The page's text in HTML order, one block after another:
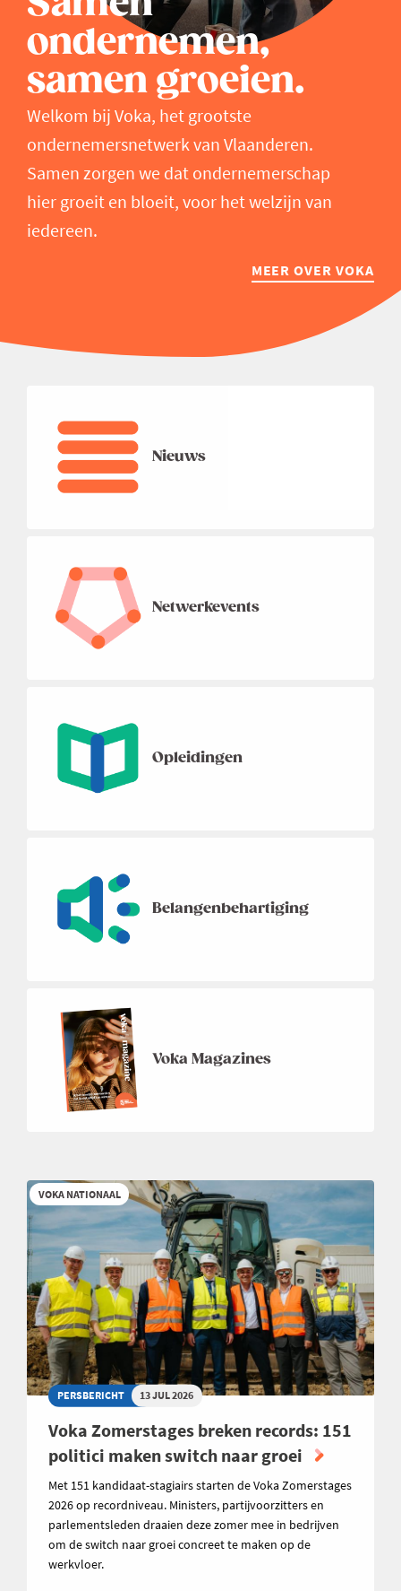
ondernemen,
samen groeien.
Welkom bij Voka, het grootste
ondernemersnetwerk van Vlaanderen.
Samen zorgen we dat ondernemerschap
hier groeit en bloeit, voor het welzijn van
iedereen.
MEER OVER VOKA
Nieuws
Netwerkevents
Opleidingen
Belangenbehartiging
Voka Magazines
VOKA NATIONAAL
PERSBERICHT 13 JUL 2026
Voka Zomerstages breken records: 151
politici maken switch naar groei
Met 151 kandidaat-stagiairs starten de Voka Zomerstages
2026 op recordniveau. Ministers, partijvoorzitters en
parlementsleden draaien deze zomer mee in bedrijven
om de switch naar groei concreet te maken op de
werkvloer.